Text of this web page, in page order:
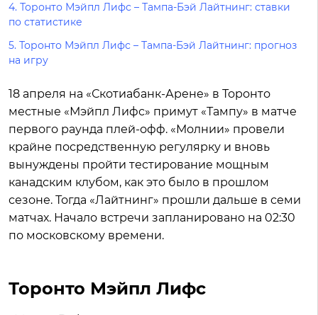
4. Торонто Мэйпл Лифс – Тампа-Бэй Лайтнинг: ставки
по статистике
5. Торонто Мэйпл Лифс – Тампа-Бэй Лайтнинг: прогноз
на игру
18 апреля на «Скотиабанк-Арене» в Торонто
местные «Мэйпл Лифс» примут «Тампу» в матче
первого раунда плей-офф. «Молнии» провели
крайне посредственную регулярку и вновь
вынуждены пройти тестирование мощным
канадским клубом, как это было в прошлом
сезоне. Тогда «Лайтнинг» прошли дальше в семи
матчах. Начало встречи запланировано на 02:30
по московскому времени.
Торонто Мэйпл Лифс